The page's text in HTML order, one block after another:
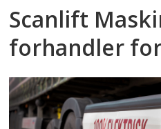
Scanlift
forhandler